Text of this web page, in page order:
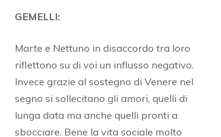
GEMELLI:
Marte e Nettuno in disaccordo tra loro
riflettono su di voi un influsso negativo.
Invece grazie al sostegno di Venere nel
segno si sollecitano gli amori, quelli di
lunga data ma anche quelli pronti a
sbocciare. Bene la vita sociale molto